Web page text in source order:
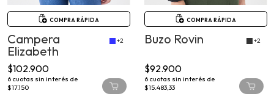
COMPRA RÁPIDA
Campera
Elizabeth
$102.900
6cuotas sin interés de
$17.150
COMPRA RÁPIDA
Buzo Rovin
6cuotas sin interés de
$15.483,33